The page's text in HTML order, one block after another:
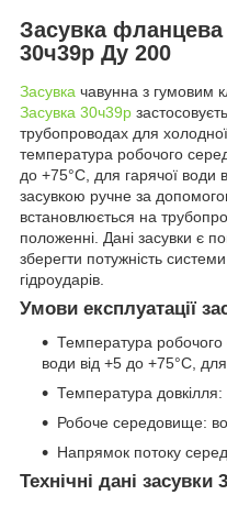
Засувка
30ч39р Ду 200
Засувка чавунна з гумовим
Засувка 30ч39р
трубопроводах для
температура робочого
до +75°С, для гарячої води
засувкою ручне за
встановлюється на
положенні. Дані засувки є
зберегти потужність
гідроударів.
Умови експлуатації
Температура
води від +5 до +75°С,
Температура
Робоче середовище:
Напрямок потоку
Технічні дані засувки